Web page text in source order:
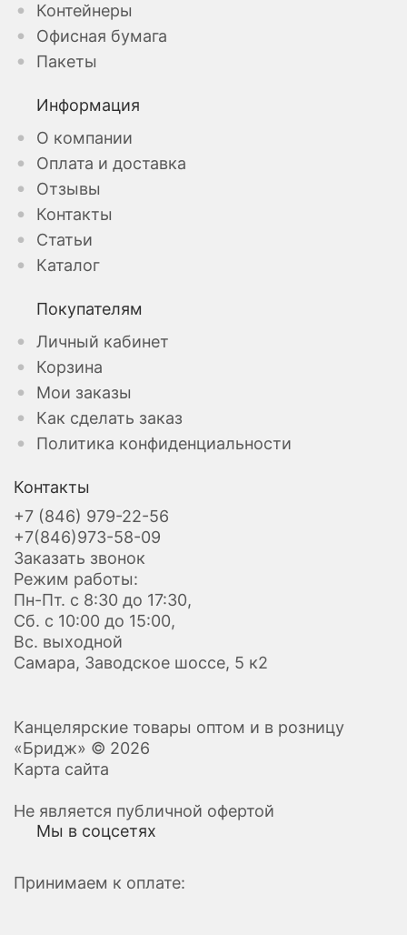
Контейнеры
Офисная бумага
Пакеты
Информация
О компании
Оплата и доставка
Отзывы
Контакты
Статьи
Каталог
Покупателям
Личный кабинет
Корзина
Мои заказы
Как сделать заказ
Политика конфиденциальности
Контакты
+7 (846) 979-22-56
+7(846)973-58-09
Заказать звонок
Режим работы:
Пн-Пт. с 8:30 до 17:30,
Сб. с 10:00 до 15:00,
Вс. выходной
Самара, Заводское шоссе, 5 к2
Канцелярские товары оптом и в розницу
«Бридж» © 2026
Карта сайта
Не является публичной офертой
Мы в соцсетях
Принимаем к оплате: